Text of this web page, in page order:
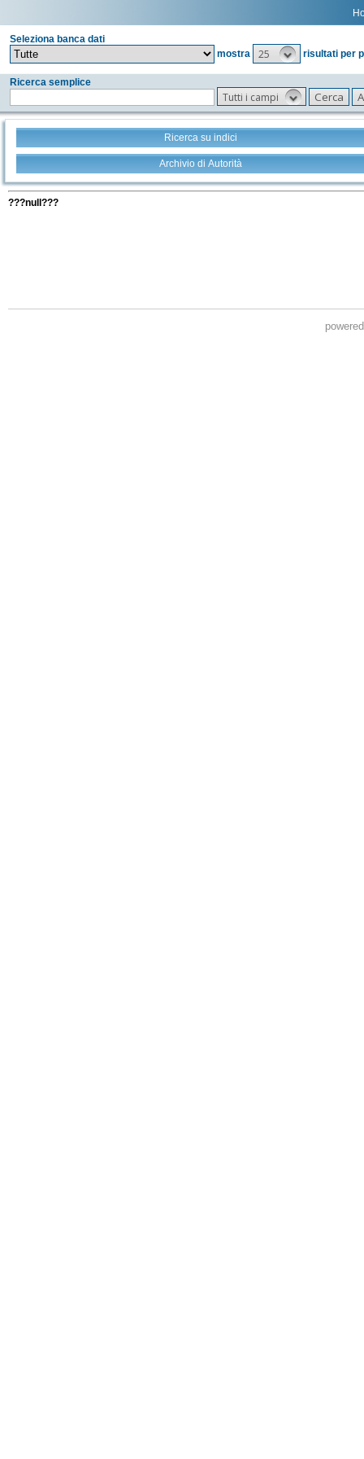
Seleziona banca dati
mostra
25 risultati per
Ricerca semplice
Tutti i campi
Ricerca su indici
Archivio di Autorità
???null???